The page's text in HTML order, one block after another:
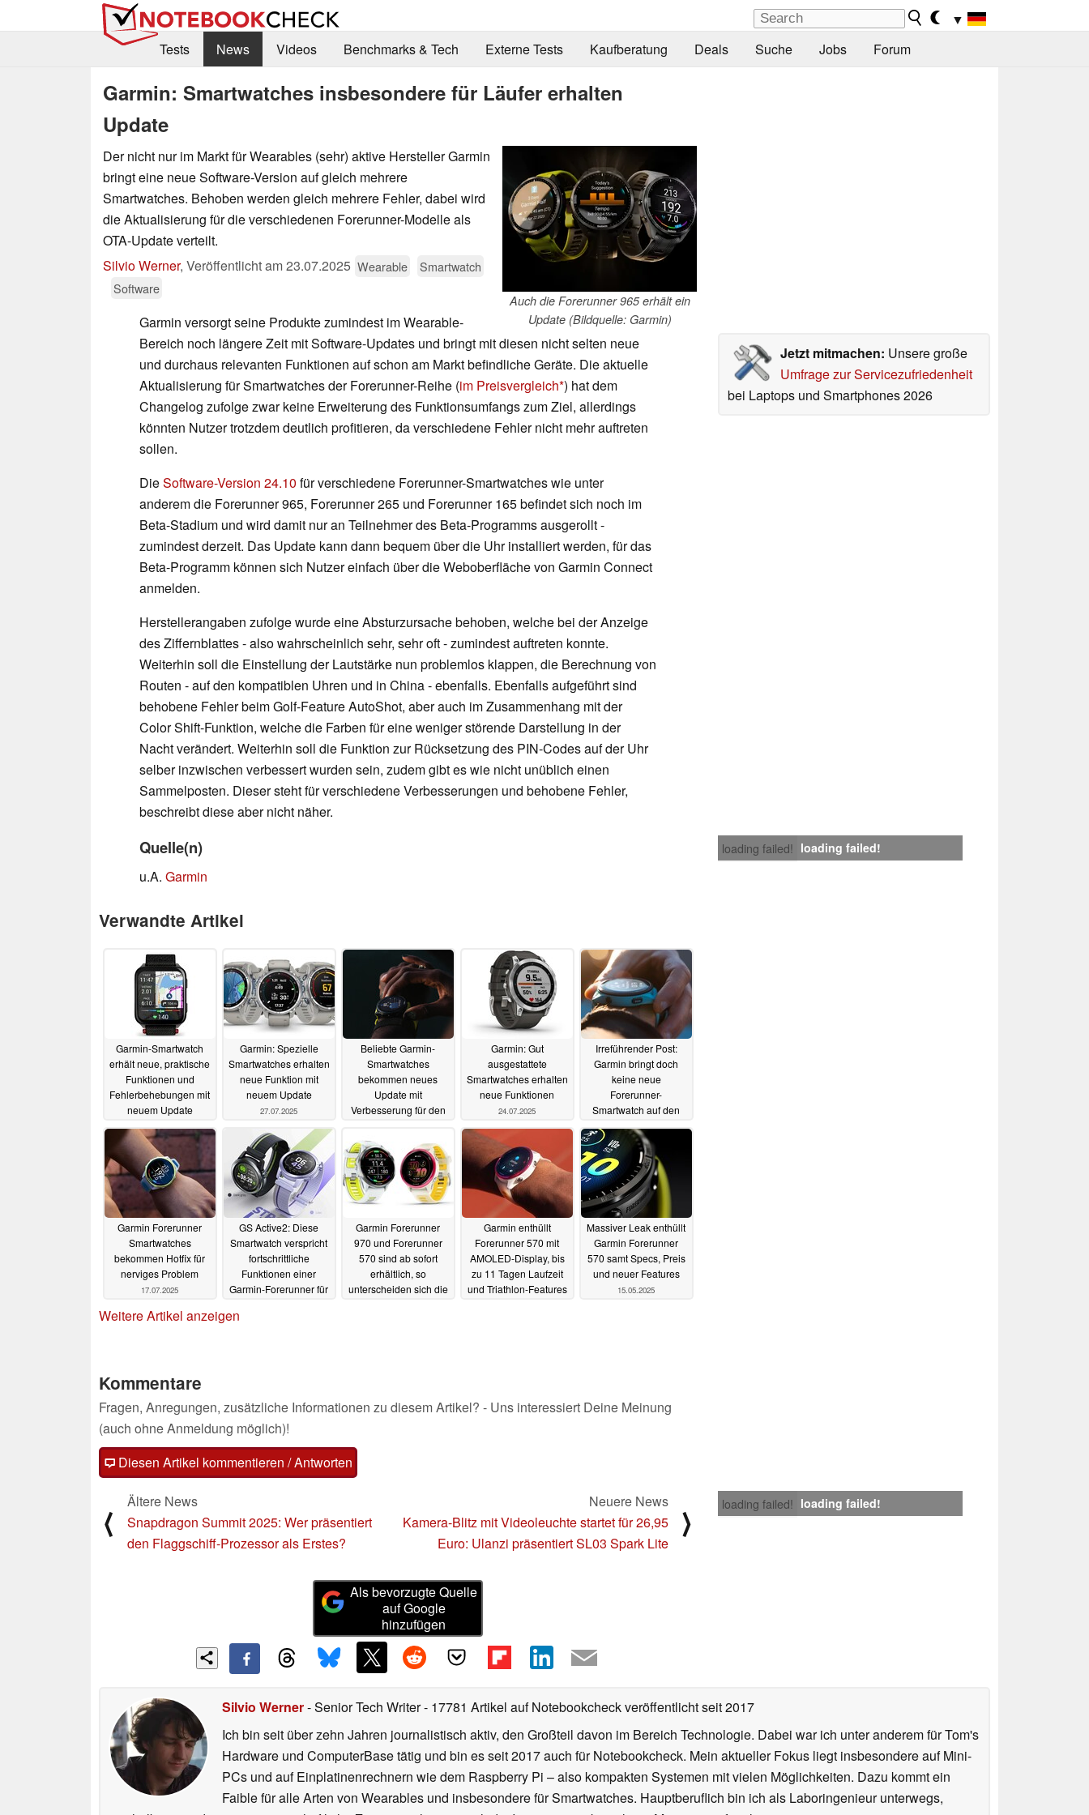
▼
Tests
News Videos Benchmarks & Tech Externe Tests Kaufberatung Deals Suche Jobs Forum
Garmin: Smartwatches insbesondere für Läufer erhalten
Update
Auch die Forerunner 965 erhält ein
Update (Bildquelle: Garmin)
Der nicht nur im Markt für Wearables (sehr) aktive Hersteller Garmin
bringt eine neue Software-Version auf gleich mehrere
Smartwatches. Behoben werden gleich mehrere Fehler, dabei wird
die Aktualisierung für die verschiedenen Forerunner-Modelle als
OTA-Update verteilt.
Silvio Werner, Veröffentlicht am23.07.2025 Wearable
Smartwatch
Software
Jetzt mitmachen: Unsere große
Umfrage zur Servicezufriedenheit
bei Laptops und Smartphones 2026
Garmin versorgt seine Produkte zumindest im Wearable-
Bereich noch längere Zeit mit Software-Updates und bringt mit diesen nicht selten neue
und durchaus relevanten Funktionen auf schon am Markt befindliche Geräte. Die aktuelle
Aktualisierung für Smartwatches der Forerunner-Reihe (im Preisvergleich ) hat dem
Changelog zufolge zwar keine Erweiterung des Funktionsumfangs zum Ziel, allerdings
könnten Nutzer trotzdem deutlich profitieren, da verschiedene Fehler nicht mehr auftreten
sollen.
DieSoftware-Version 24.10 für verschiedene Forerunner-Smartwatches wie unter
anderem die Forerunner 965, Forerunner 265 und Forerunner 165 befindet sich noch im
Beta-Stadium und wird damit nur an Teilnehmer des Beta-Programms ausgerollt -
zumindest derzeit. Das Update kann dann bequem über die Uhr installiert werden, für das
Beta-Programm können sich Nutzer einfach über die Weboberfläche von Garmin Connect
anmelden.
Herstellerangaben zufolge wurde eine Absturzursache behoben, welche bei der Anzeige
des Ziffernblattes - also wahrscheinlich sehr, sehr oft - zumindest auftreten konnte.
Weiterhin soll die Einstellung der Lautstärke nun problemlos klappen, die Berechnung von
Routen - auf den kompatiblen Uhren und in China - ebenfalls. Ebenfalls aufgeführt sind
behobene Fehler beim Golf-Feature AutoShot, aber auch im Zusammenhang mit der
Color Shift-Funktion, welche die Farben für eine weniger störende Darstellung in der
Nacht verändert. Weiterhin soll die Funktion zur Rücksetzung des PIN-Codes auf der Uhr
selber inzwischen verbessert wurden sein, zudem gibt es wie nicht unüblich einen
Sammelposten. Dieser steht für verschiedene Verbesserungen und behobene Fehler,
beschreibt diese aber nicht näher.
loading failed! loading failed!
Quelle(n)
u.A. Garmin
Verwandte Artikel
Garmin-Smartwatch
erhält neue, praktische
Funktionen und
Fehlerbehebungen mit
neuem Update
29.07.2025
Garmin: Spezielle
Smartwatches erhalten
neue Funktion mit
neuem Update
27.07.2025
Beliebte Garmin-
Smartwatches
bekommen neues
Update mit
Verbesserung für den
Garmin: Gut
ausgestattete
Smartwatches erhalten
neue Funktionen
24.07.2025
Irreführender Post:
Garmin bringt doch
keine neue
Forerunner-
Smartwatch auf den
24.07.2025
Garmin Forerunner
Smartwatches
bekommen Hotfix für
nerviges Problem
17.07.2025
GS Active2: Diese
Smartwatch verspricht
fortschrittliche
Funktionen einer
Garmin-Forerunner für
Garmin Forerunner
970 und Forerunner
570 sind ab sofort
erhältlich, so
unterscheiden sich die
Garmin enthüllt
Forerunner 570 mit
AMOLED-Display, bis
zu 11 Tagen Laufzeit
und Triathlon-Features
Massiver Leak enthüllt
Garmin Forerunner
570 samt Specs, Preis
und neuer Features
15.05.2025
Weitere Artikel anzeigen
Kommentare
Fragen, Anregungen, zusätzliche Informationen zu diesem Artikel? - Uns interessiert Deine Meinung
(auch ohne Anmeldung möglich)!
Diesen Artikel kommentieren / Antworten
loading failed! loading failed!
⟨
Ältere News
Snapdragon Summit 2025: Wer präsentiert
den Flaggschiff-Prozessor als Erstes?
Neuere News
Kamera-Blitz mit Videoleuchte startet für 26,95
Euro: Ulanzi präsentiert SL03 Spark Lite
⟩
Als bevorzugte Quelle
auf Google
hinzufügen
Silvio Werner- Senior Tech Writer- 17781 Artikel auf Notebookcheck veröffentlichtseit 2017
Ich bin seit über zehn Jahren journalistisch aktiv, den Großteil davon im Bereich Technologie. Dabei war ich unter anderem für Tom's
Hardware und ComputerBase tätig und bin es seit 2017 auch für Notebookcheck. Mein aktueller Fokus liegt insbesondere auf Mini-
PCs und auf Einplatinenrechnern wie dem Raspberry Pi – also kompakten Systemen mit vielen Möglichkeiten. Dazu kommt ein
Faible für alle Arten von Wearables und insbesondere für Smartwatches. Hauptberuflich bin ich als Laboringenieur unterwegs,